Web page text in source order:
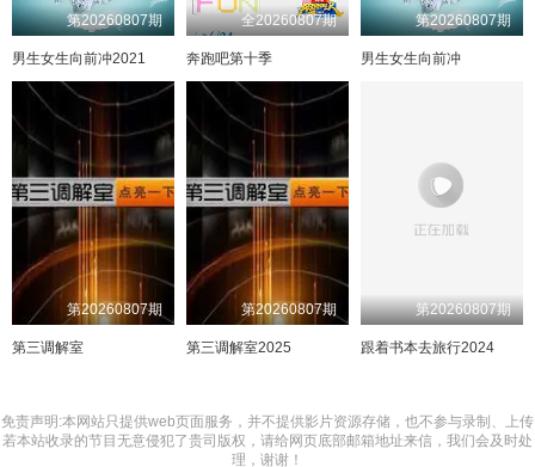
第20260807期
男生女生向前冲2021
全20260807期
奔跑吧第十季
第20260807期
男生女生向前冲
第20260807期
第三调解室
第20260807期
第三调解室2025
第20260807期
跟着书本去旅行2024
免责声明:本网站只提供web页面服务，并不提供影片资源存储，也不参与录制、上传
若本站收录的节目无意侵犯了贵司版权，请给网页底部邮箱地址来信，我们会及时处
理，谢谢！